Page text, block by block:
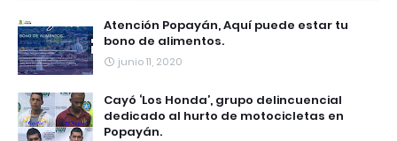
Atención Popayán, Aquí puede estar tu
bono de alimentos.
junio 11, 2020
Cayó ‘Los Honda’, grupo delincuencial
dedicado al hurto de motocicletas en
Popayán.